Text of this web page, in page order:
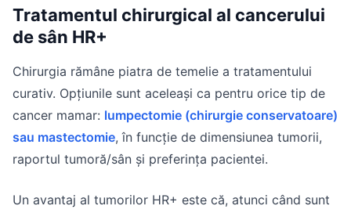
Tratamentul chirurgical al cancerului
de sân HR+
Chirurgia rămâne piatra de temelie a tratamentului
curativ. Opțiunile sunt aceleași ca pentru orice tip de
cancer mamar: lumpectomie (chirurgie conservatoare)
sau mastectomie, în funcție de dimensiunea tumorii,
raportul tumoră/sân și preferința pacientei.
Un avantaj al tumorilor HR+ este că, atunci când sunt